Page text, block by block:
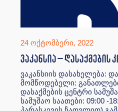
24 ოქტომბერი, 2022
ვაკანსია – დასაქმების
ვაკანსიის დასახელება:
მომწოდებელი:
დასაქმების ცენტრი
სამუშაო საათები: 09:00 -